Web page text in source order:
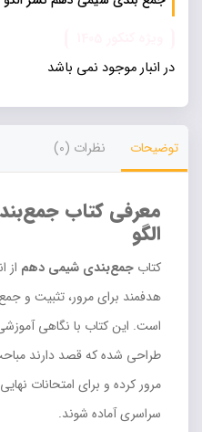
در انبار موجود نمی باشد
توضیحات نظرات (0)
معرفی کتاب
الگو
کتاب جمع‌بندی شیمی دهم از
هدفمند برای مرور، تثبیت و
است. این کتاب با نگاهی
طراحی شده که قصد دارند
مرور کرده و برای امتحانات
سراسری آماده شوند.